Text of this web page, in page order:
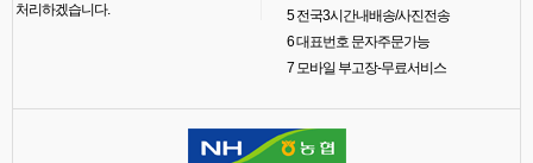
처리하겠습니다.
5전국3시간내배송/사진전송
6대표번호 문자주문가능
7모바일 부고장-무료서비스